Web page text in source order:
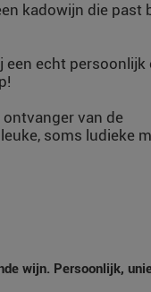
kadowijn die past
een echt persoonlijk
van de
soms ludieke
wijn. Persoonlijk,